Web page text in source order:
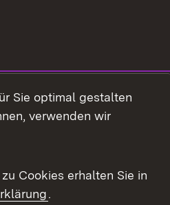
Sie optimal gestalten
verwenden wir
Cookies erhalten Sie in
.